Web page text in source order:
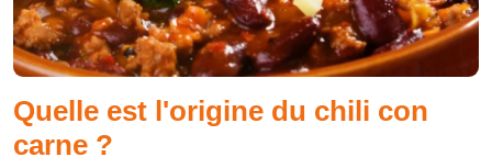
Quelle est l'origine du chili con
carne ?